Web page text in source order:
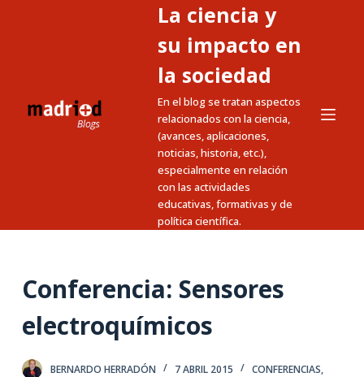
n
n
d
La ciencia y
su impacto en
la sociedad
En el blog se tratan aspectos
relacionados con la ciencia,
(avances, aplicaciones,
noticias, historia, etc.),
especialmente en relación
con las actividades
educativas, formativas y de
política científica.
Conferencia: Sensores
electroquímicos
BERNARDO HERRADÓN 7 ABRIL 2015 CONFERENCIAS,